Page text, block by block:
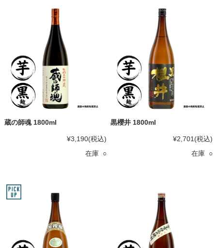
蔵の師魂 1800ml
¥3,190(税込)
在庫 ○
黒櫻井 1800ml
¥2,701 (税込)
在庫 ○